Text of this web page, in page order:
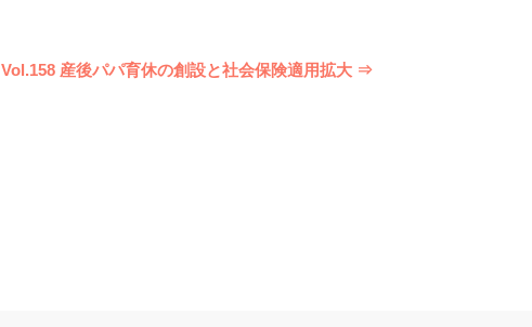
Vol.158 産後パパ育休の創設と社会保険適用拡大 ⇒